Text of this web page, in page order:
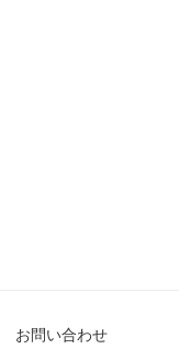
お問い合わせ